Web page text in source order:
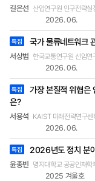
길은선 산업연구원 인구전략실
2026. 06.
특집 국가 물류네트워크
서상범 한국교통연구원 선임연
2026. 06.
특집
가장 본질적 위협은
은?
서용석 KAIST 미래전략연구센
2026. 06.
특집 2026년도 정치 분
윤종빈 명지대학교 공공인재
2025 겨울호